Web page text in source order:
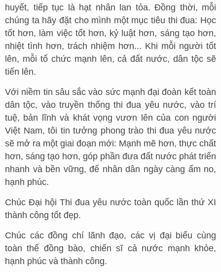
huyết, tiếp tục là hạt nhân lan tỏa. Đồng thời, mỗi
chúng ta hãy đặt cho mình một mục tiêu thi đua: Học
tốt hơn, làm việc tốt hơn, kỷ luật hơn, sáng tạo hơn,
nhiệt tình hơn, trách nhiệm hơn... Khi mỗi người tốt
lên, mỗi tổ chức mạnh lên, cả đất nước, dân tộc sẽ
tiến lên.
Với niềm tin sâu sắc vào sức mạnh đại đoàn kết toàn
dân tộc, vào truyền thống thi đua yêu nước, vào trí
tuệ, bản lĩnh và khát vọng vươn lên của con người
Việt Nam, tôi tin tưởng phong trào thi đua yêu nước
sẽ mở ra một giai đoạn mới: Mạnh mẽ hơn, thực chất
hơn, sáng tạo hơn, góp phần đưa đất nước phát triển
nhanh và bền vững, để nhân dân ngày càng ấm no,
hạnh phúc.
Chúc Đại hội Thi đua yêu nước toàn quốc lần thứ XI
thành công tốt đẹp.
Chúc các đồng chí lãnh đạo, các vị đại biểu cùng
toàn thể đồng bào, chiến sĩ cả nước mạnh khỏe,
hạnh phúc và thành công.